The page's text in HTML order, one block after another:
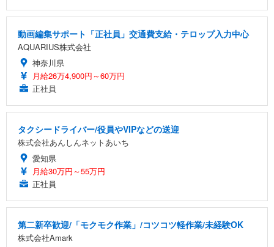
動画編集サポート「正社員」交通費支給・テロップ入力中心
AQUARIUS株式会社
神奈川県
月給26万4,900円～60万円
正社員
タクシードライバー/役員やVIPなどの送迎
株式会社あんしんネットあいち
愛知県
月給30万円～55万円
正社員
第二新卒歓迎/「モクモク作業」/コツコツ軽作業/未経験OK
株式会社Amark